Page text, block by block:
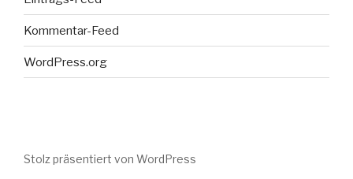
Kommentar-Feed
WordPress.org
Stolz präsentiert von WordPress